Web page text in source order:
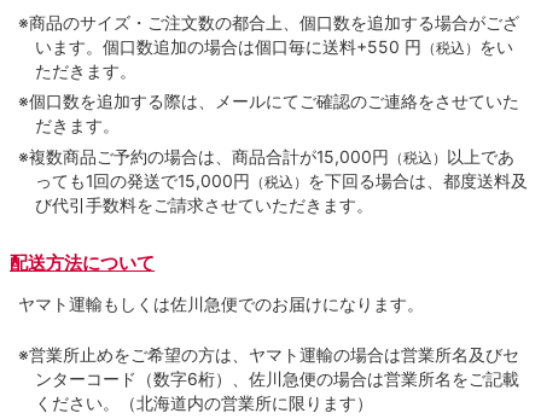
※商品のサイズ・ご注文数の都合上、個口数を追加する場合がござ
います。個口数追加の場合は個口毎に送料+550 円 （税込） をい
ただきます。
※個口数を追加する際は、メールにてご確認のご連絡をさせていた
だきます。
※複数商品ご予約の場合は、商品合計が15,000円 （税込） 以上であ
っても1回の発送で15,000円 （税込） を下回る場合は、都度送料及
び代引手数料をご請求させていただきます。
配送方法について
ヤマト運輸もしくは佐川急便でのお届けになります。
※営業所止めをご希望の方は、ヤマト運輸の場合は営業所名及びセ
ンターコード（数字6桁）、佐川急便の場合は営業所名をご記載
ください。（北海道内の営業所に限ります）